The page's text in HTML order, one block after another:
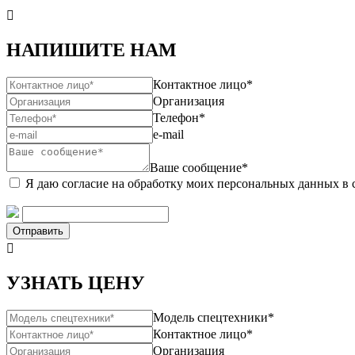

НАПИШИТЕ НАМ
Контактное лицо*
Организация
Телефон*
e-mail
Ваше сообщение*
Я даю согласие на обработку моих персональных данных в
Отправить

УЗНАТЬ ЦЕНУ
Модель спецтехники*
Контактное лицо*
Организация